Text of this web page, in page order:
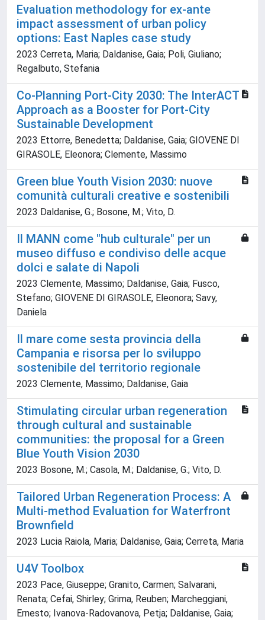
Evaluation methodology for ex-ante
impact assessment of urban policy
options: East Naples case study
2023 Cerreta, Maria; Daldanise, Gaia; Poli, Giuliano;
Regalbuto, Stefania
Co-Planning Port-City 2030: The InterACT
Approach as a Booster for Port-City
Sustainable Development
2023 Ettorre, Benedetta; Daldanise, Gaia; GIOVENE DI
GIRASOLE, Eleonora; Clemente, Massimo
Green blue Youth Vision 2030: nuove
comunità culturali creative e sostenibili
2023 Daldanise, G.; Bosone, M.; Vito, D.
Il MANN come "hub culturale" per un
museo diffuso e condiviso delle acque
dolci e salate di Napoli
2023 Clemente, Massimo; Daldanise, Gaia; Fusco,
Stefano; GIOVENE DI GIRASOLE, Eleonora; Savy,
Daniela
Il mare come sesta provincia della
Campania e risorsa per lo sviluppo
sostenibile del territorio regionale
2023 Clemente, Massimo; Daldanise, Gaia
Stimulating circular urban regeneration
through cultural and sustainable
communities: the proposal for a Green
Blue Youth Vision 2030
2023 Bosone, M.; Casola, M.; Daldanise, G.; Vito, D.
Tailored Urban Regeneration Process: A
Multi-method Evaluation for Waterfront
Brownfield
2023 Lucia Raiola, Maria; Daldanise, Gaia; Cerreta, Maria
U4V Toolbox
2023 Pace, Giuseppe; Granito, Carmen; Salvarani,
Renata; Cefai, Shirley; Grima, Reuben; Marcheggiani,
Ernesto; Ivanova-Radovanova, Petja; Daldanise, Gaia;